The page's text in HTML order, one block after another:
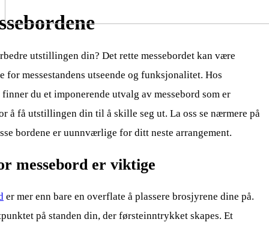
utstillingen din? Det rette messebordet kan være
for messestandens utseende og funksjonalitet. Hos
du et imponerende utvalg av messebord som er
å få utstillingen din til å skille seg ut. La oss se nærmere på
bordene er uunnværlige for ditt neste arrangement.
messebord er viktige
er mer enn bare en overflate å plassere brosjyrene dine på.
på standen din, der førsteinntrykket skapes. Et